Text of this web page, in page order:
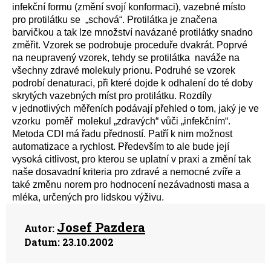
infekční formu (změní svojí konformaci), vazebné místo
pro protilátku se „schová“. Protilátka je značena
barvičkou a tak lze množství navázané protilátky snadno
změřit. Vzorek se podrobuje proceduře dvakrát. Poprvé
na neupravený vzorek, tehdy se protilátka naváže na
všechny zdravé molekuly prionu. Podruhé se vzorek
podrobí denaturaci, při které dojde k odhalení do té doby
skrytých vazebných míst pro protilátku. Rozdíly
v jednotlivých měřeních podávají přehled o tom, jaký je ve
vzorku poměř molekul „zdravých“ vůči „infekčním“.
Metoda CDI má řadu předností. Patří k nim možnost
automatizace a rychlost. Především to ale bude její
vysoká citlivost, pro kterou se uplatní v praxi a změní tak
naše dosavadní kriteria pro zdravé a nemocné zvíře a
také změnu norem pro hodnocení nezávadnosti masa a
mléka, určených pro lidskou výživu.
Autor: Josef Pazdera
Datum: 23.10.2002